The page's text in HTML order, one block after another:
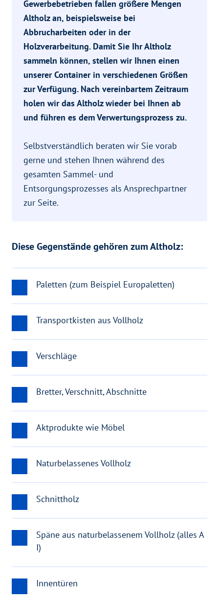
Gewerbebetrieben fallen größere Mengen
Altholz an, beispielsweise bei
Abbrucharbeiten oder in der
Holzverarbeitung. Damit Sie Ihr Altholz
sammeln können, stellen wir Ihnen einen
unserer Container in verschiedenen Größen
zur Verfügung. Nach vereinbartem Zeitraum
holen wir das Altholz wieder bei Ihnen ab
und führen es dem Verwertungsprozess zu.
Selbstverständlich beraten wir Sie vorab
gerne und stehen Ihnen während des
gesamten Sammel- und
Entsorgungsprozesses als Ansprechpartner
zur Seite.
Diese Gegenstände gehören zum Altholz:
Paletten (zum Beispiel Europaletten)
Transportkisten aus Vollholz
Verschläge
Bretter, Verschnitt, Abschnitte
Aktprodukte wie Möbel
Naturbelassenes Vollholz
Schnittholz
Späne aus naturbelassenem Vollholz (alles A
I)
Innentüren